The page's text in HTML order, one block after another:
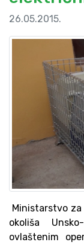
26.05.2015.
Ministarstvo
okoliša
ovlaštenim